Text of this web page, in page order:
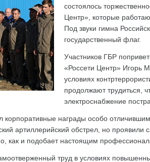
состоялось
Центр», которые
Под звуки гимна
государственный флаг.
Участников ГБР
«Россети Центр» Игорь
условиях
продолжают трудиться,
электроснабжение
корпоративные награды особо
артиллерийский обстрел, но проявили
как и подобает настоящим
труд в условиях